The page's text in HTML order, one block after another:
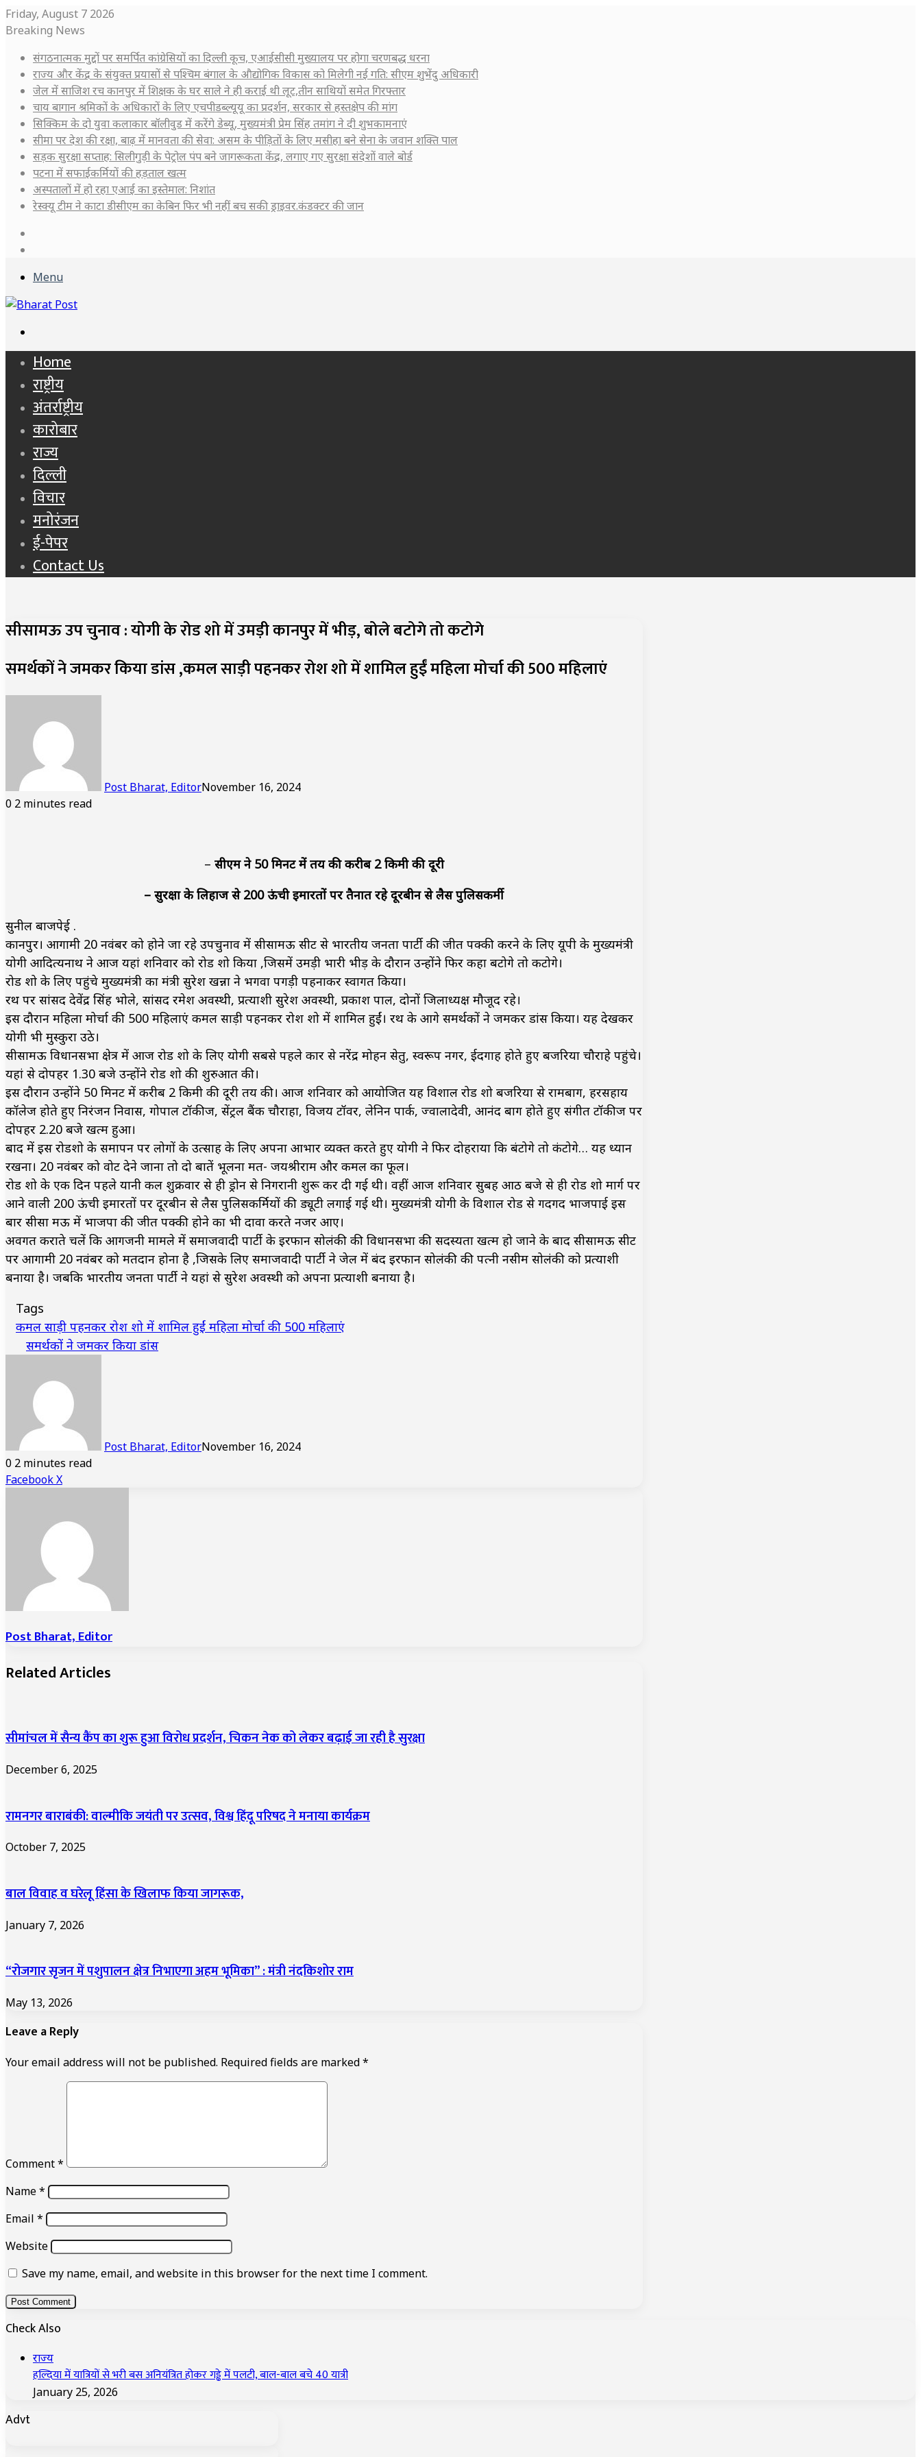
Friday, August 7 2026
Breaking News
संगठनात्मक मुद्दों पर समर्पित कांग्रेसियों का दिल्ली कूच, एआईसीसी मुख्यालय पर होगा चरणबद्ध धरना
राज्य और केंद्र के संयुक्त प्रयासों से पश्चिम बंगाल के औद्योगिक विकास को मिलेगी नई गति: सीएम शुभेंदु अधिकारी
जेल में साजिश रच कानपुर में शिक्षक के घर साले ने ही कराई थी लूट,तीन साथियों समेत गिरफ्तार
चाय बागान श्रमिकों के अधिकारों के लिए एचपीडब्ल्यूयू का प्रदर्शन, सरकार से हस्तक्षेप की मांग
सिक्किम के दो युवा कलाकार बॉलीवुड में करेंगे डेब्यू, मुख्यमंत्री प्रेम सिंह तमांग ने दी शुभकामनाएं
सीमा पर देश की रक्षा, बाढ़ में मानवता की सेवा: असम के पीड़ितों के लिए मसीहा बने सेना के जवान शक्ति पाल
सड़क सुरक्षा सप्ताह: सिलीगुड़ी के पेट्रोल पंप बने जागरूकता केंद्र, लगाए गए सुरक्षा संदेशों वाले बोर्ड
पटना में सफाईकर्मियों की हड़ताल खत्म
अस्पतालों में हो रहा एआई का इस्तेमाल: निशांत
रेस्क्यू टीम ने काटा डीसीएम का केबिन फिर भी नहीं बच सकी ड्राइवर.कंडक्टर की जान
Menu
for
Home
राष्ट्रीय
अंतर्राष्ट्रीय
कारोबार
राज्य
दिल्ली
विचार
मनोरंजन
ई-पेपर
Contact Us
सीसामऊ उप चुनाव : योगी के रोड शो में उमड़ी कानपुर में भीड़, बोले बटोगे तो कटोगे
समर्थकों ने जमकर किया डांस ,कमल साड़ी पहनकर रोश शो में शामिल हुईं महिला मोर्चा की 500 महिलाएं
Post Bharat, EditorNovember 16, 2024
0 2 minutes read
– सीएम ने 50 मिनट में तय की करीब 2 किमी की दूरी
– सुरक्षा के लिहाज से 200 ऊंची इमारतों पर तैनात रहे दूरबीन से लैस पुलिसकर्मी
सुनील बाजपेई .
कानपुर। आगामी 20 नवंबर को होने जा रहे उपचुनाव में सीसामऊ सीट से भारतीय जनता पार्टी की जीत पक्की करने के लिए यूपी के मुख्यमंत्री
योगी आदित्यनाथ ने आज यहां शनिवार को रोड शो किया ,जिसमें उमड़ी भारी भीड़ के दौरान उन्होंने फिर कहा बटोगे तो कटोगे।
रोड शो के लिए पहुंचे मुख्यमंत्री का मंत्री सुरेश खन्ना ने भगवा पगड़ी पहनाकर स्वागत किया।
रथ पर सांसद देवेंद्र सिंह भोले, सांसद रमेश अवस्थी, प्रत्याशी सुरेश अवस्थी, प्रकाश पाल, दोनों जिलाध्यक्ष मौजूद रहे।
इस दौरान महिला मोर्चा की 500 महिलाएं कमल साड़ी पहनकर रोश शो में शामिल हुईं। रथ के आगे समर्थकों ने जमकर डांस किया। यह देखकर
योगी भी मुस्कुरा उठे।
सीसामऊ विधानसभा क्षेत्र में आज रोड शो के लिए योगी सबसे पहले कार से नरेंद्र मोहन सेतु, स्वरूप नगर, ईदगाह होते हुए बजरिया चौराहे पहुंचे।
यहां से दोपहर 1.30 बजे उन्होंने रोड शो की शुरुआत की।
इस दौरान उन्होंने 50 मिनट में करीब 2 किमी की दूरी तय की। आज शनिवार को आयोजित यह विशाल रोड शो बजरिया से रामबाग, हरसहाय
कॉलेज होते हुए निरंजन निवास, गोपाल टॉकीज, सेंट्रल बैंक चौराहा, विजय टॉवर, लेनिन पार्क, ज्वालादेवी, आनंद बाग होते हुए संगीत टॉकीज पर
दोपहर 2.20 बजे खत्म हुआ।
बाद में इस रोडशो के समापन पर लोगों के उत्साह के लिए अपना आभार व्यक्त करते हुए योगी ने फिर दोहराया कि बंटोगे तो कंटोगे… यह ध्यान
रखना। 20 नवंबर को वोट देने जाना तो दो बातें भूलना मत- जयश्रीराम और कमल का फूल।
रोड शो के एक दिन पहले यानी कल शुक्रवार से ही ड्रोन से निगरानी शुरू कर दी गई थी। वहीं आज शनिवार सुबह आठ बजे से ही रोड शो मार्ग पर
आने वाली 200 ऊंची इमारतों पर दूरबीन से लैस पुलिसकर्मियों की ड्यूटी लगाई गई थी। मुख्यमंत्री योगी के विशाल रोड से गदगद भाजपाई इस
बार सीसा मऊ में भाजपा की जीत पक्की होने का भी दावा करते नजर आए।
अवगत कराते चलें कि आगजनी मामले में समाजवादी पार्टी के इरफान सोलंकी की विधानसभा की सदस्यता खत्म हो जाने के बाद सीसामऊ सीट
पर आगामी 20 नवंबर को मतदान होना है ,जिसके लिए समाजवादी पार्टी ने जेल में बंद इरफान सोलंकी की पत्नी नसीम सोलंकी को प्रत्याशी
बनाया है। जबकि भारतीय जनता पार्टी ने यहां से सुरेश अवस्थी को अपना प्रत्याशी बनाया है।
Tags
कमल साड़ी पहनकर रोश शो में शामिल हुईं महिला मोर्चा की 500 महिलाएं
समर्थकों ने जमकर किया डांस
Post Bharat, EditorNovember 16, 2024
0 2 minutes read
FacebookXLinkedIn
Tumblr
Pinterest
Reddit
VKontakte
Share
Print
Post Bharat, Editor
Related Articles
सीमांचल में सैन्य कैंप का शुरू हुआ विरोध प्रदर्शन, चिकन नेक को लेकर बढ़ाई जा रही है सुरक्षा
December 6, 2025
रामनगर बाराबंकी: वाल्मीकि जयंती पर उत्सव, विश्व हिंदू परिषद ने मनाया कार्यक्रम
October 7, 2025
बाल विवाह व घरेलू हिंसा के खिलाफ किया जागरूक,
January 7, 2026
“रोजगार सृजन में पशुपालन क्षेत्र निभाएगा अहम भूमिका” : मंत्री नंदकिशोर राम
May 13, 2026
Leave a Reply
Your email address will not be published. Required fields are marked*
Comment*
Name*
Email *
Website
Save my name, email, and website in this browser for the next time I comment.
Check Also
राज्य
हल्दिया में यात्रियों से भरी बस अनियंत्रित होकर गड्ढे में पलटी, बाल-बाल बचे 40 यात्री
January 25, 2026
Advt